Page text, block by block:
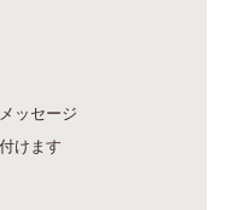
ッセージ
けます